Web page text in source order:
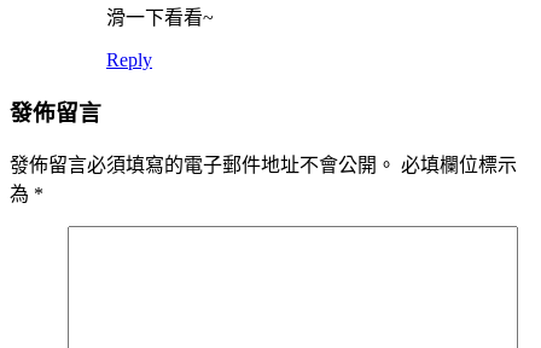
滑一下看看~
Reply
發佈留言
發佈留言必須填寫的電子郵件地址不會公開。 必填欄位標示
為 *